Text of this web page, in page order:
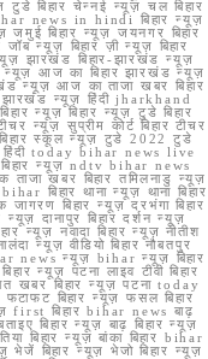
टुडे बिहार चेन्नई न्यूज़ चल बिहार
news in hindi बिहार न्यूज़
जमुई बिहार न्यूज़ जयनगर बिहार
जॉब न्यूज़ बिहार ज़ी न्यूज़ बिहार
झारखंड बिहार-झारखंड न्यूज़
न्यूज़ आज का बिहार झारखंड न्यूज़
न्यूज़ आज का ताजा खबर बिहार
न्यूज़ हिंदी jharkhand
न्यूज़ बिहार न्यूज़ टुडे बिहार
न्यूज़ सुप्रीम कोर्ट बिहार टीचर
बिहार स्कूल न्यूज़ टुडे 2022 टुडे
हिंदी today bihar news live
न्यूज़ ndtv bihar news
ताजा खबर बिहार तमिलनाडु न्यूज़
बिहार थाना न्यूज़ थाना बिहार
जागरण बिहार न्यूज़ दरभंगा बिहार
न्यूज़ दानापुर बिहार दर्शन न्यूज़
न्यूज़ नवादा बिहार न्यूज़ नीतीश
न्यूज़ वीडियो बिहार नौबतपुर
news न्यूज़ bihar न्यूज़ बिहार
न्यूज़ पटना लाइव टीवी बिहार
खबर बिहार न्यूज़ पटना today
बिहार न्यूज़ फसल बिहार
first बिहार bihar news बाढ़
बिहार न्यूज़ बाढ़ बिहार न्यूज़
बिहार न्यूज़ बांका बिहार bihar
भेजें बिहार न्यूज़ भेजो बिहार न्यूज़